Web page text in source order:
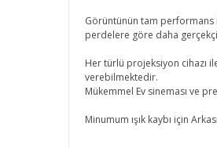
Görüntünün tam performans
perdelere göre daha
Her türlü projeksiyon cihazı
verebilmektedir.
Mükemmel Ev sineması ve
Minumum ışık kaybı için